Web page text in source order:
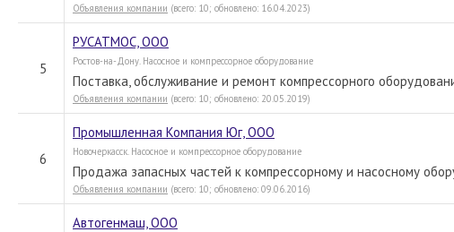
Объявления компании (всего: 10; обновлено: 16.04.2023)
5
РУСАТМОС, ООО
Ростов-на-Дону. Насосное и компрессорное оборудование
Поставка, обслуживание и ремонт компрессорного
Объявления компании (всего: 10; обновлено: 20.05.2019)
6
Промышленная Компания Юг, ООО
Новочеркасск. Насосное и компрессорное оборудование
Продажа запасных частей к компрессорному и насосному
Объявления компании (всего: 10; обновлено: 09.06.2016)
Автогенмаш, ООО